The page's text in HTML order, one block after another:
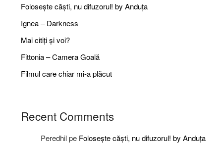
Folosește căști, nu difuzorul! by Anduța
Ignea – Darkness
Mai citiți și voi?
Fittonia – Camera Goală
Filmul care chiar mi-a plăcut
Recent Comments
Peredhilpe Folosește căști, nu difuzorul! by Anduța